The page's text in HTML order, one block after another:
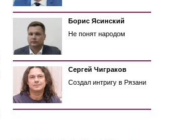
Борис Ясинский
Не понят народом
Сергей Чиграков
Создал интригу в Рязани